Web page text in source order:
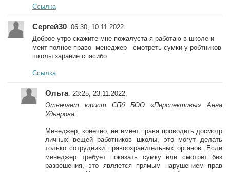
Ссылка
Сергей30 . 06:30, 10.11.2022.
Доброе утро скажите мне пожалуста я работаю в школе и
меит полное право менеджер смотреть сумки у робтников
школы зарание спасибо
Ссылка
Ольга. 23:25, 23.11.2022.
Отвечает юрист СПб БОО «Перспективы» Анна
Удьярова:
Менеджер, конечно, не имеет права проводить досмотр
личных вещей работников школы, это могут делать
только сотрудники правоохранительных органов. Если
менеджер требует показать сумку или смотрит без
разрешения, это является прямым нарушением прав